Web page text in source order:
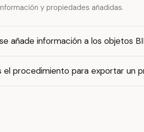
y propiedades añadidas.
añade información a los objetos
el procedimiento para exportar un